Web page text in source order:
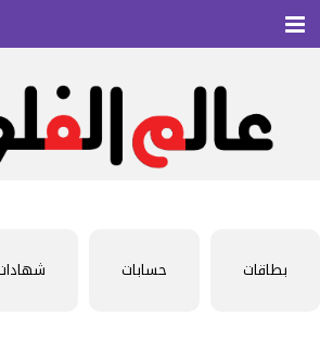
بطاقات حسابات شهادات